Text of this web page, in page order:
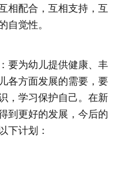
相配合，互相支持，互
自觉性。
要为幼儿提供健康、丰
各方面发展的需要，要
，学习保护自己。在新
到更好的发展，今后的
下计划：